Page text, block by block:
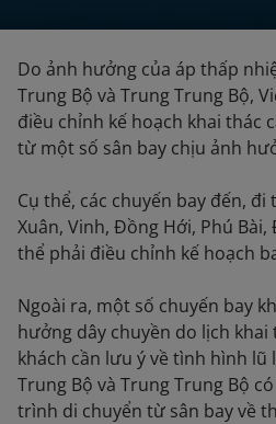
Do ảnh hưởng của áp thấp
Trung Bộ và Trung Trung Bộ,
điều chỉnh kế hoạch khai thác
từ một số sân bay chịu ảnh
Cụ thể, các chuyến bay đến, đi
Xuân, Vinh, Đồng Hới, Phú Bài,
thể phải điều chỉnh kế hoạch
Ngoài ra, một số chuyến bay
hưởng dây chuyền do lịch khai
khách cần lưu ý về tình hình lũ
Trung Bộ và Trung Trung Bộ
trình di chuyển từ sân bay về